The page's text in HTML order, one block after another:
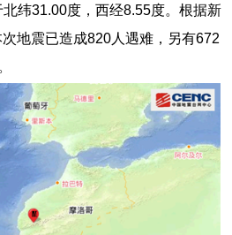
纬31.00度，西经8.55度。根据新
地震已造成820人遇难，另有672